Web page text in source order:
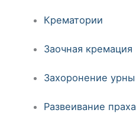
Крематории
Заочная кремация
Захоронение урны
Развеивание праха